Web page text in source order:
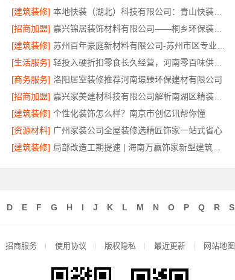
[建筑装修]
[招商加盟]
[建筑装修]
[生活服务]
[商务服务] 洛阳居室装修推荐河南璟臻环保建材有限公司
[招商加盟]
[建筑装修] 个性化装饰怎么样？南京市创亿讯帮你懂
[资源材料] 广州家装公司全屋装修选精匠饰家一站式省心
[建筑装修]
D E F G H I J K L M N O P Q R S
招商服务 使用协议 版权隐私 最近更新 网站地图